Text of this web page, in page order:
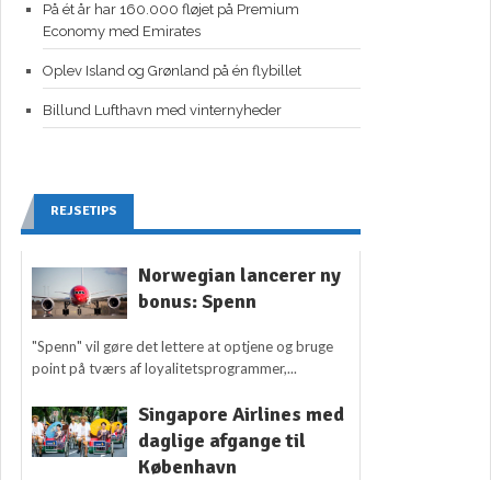
På ét år har 160.000 fløjet på Premium
Economy med Emirates
Oplev Island og Grønland på én flybillet
Billund Lufthavn med vinternyheder
REJSETIPS
Norwegian lancerer ny
bonus: Spenn
"Spenn" vil gøre det lettere at optjene og bruge
point på tværs af loyalitetsprogrammer,...
Singapore Airlines med
daglige afgange til
København